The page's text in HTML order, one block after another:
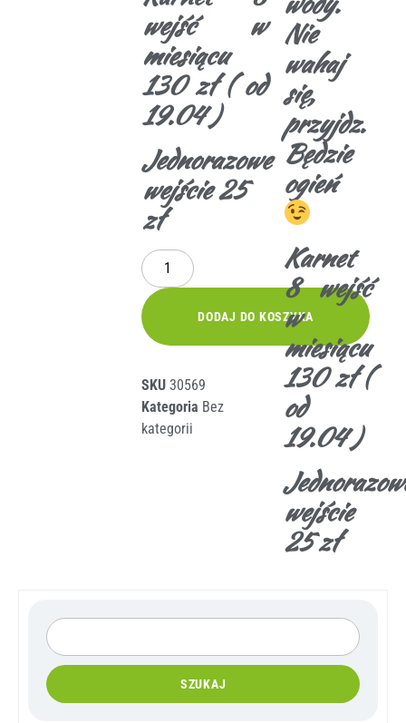
wejść w
miesiącu
130 zł ( od
19.04 )
Jednorazowe
wejście 25
zł
DODAJ DO KOSZYKA
SKU 30569
Kategoria Bez
kategorii
Nie
wahaj
się,
przyjdz.
Będzie
ogień
Karnet
8 wejść
w
miesiącu
130 zł (
od
19.04 )
wejście
25 zł
SZUKAJ